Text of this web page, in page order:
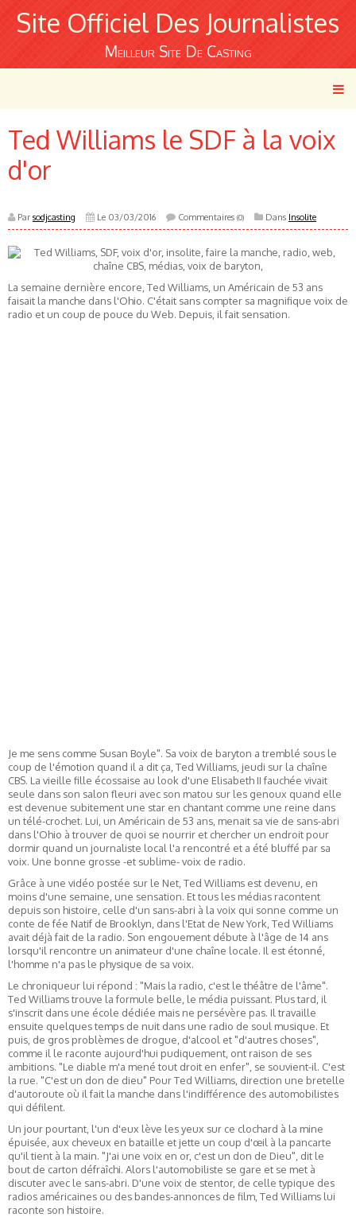
Site Officiel Des Journalistes
Meilleur Site De Casting
Ted Williams le SDF à la voix
d'or
Par sodjcasting Le 03/03/2016 Commentaires (0) Dans Insolite
La semaine dernière encore, Ted Williams, un Américain de 53 ans
faisait la manche dans l'Ohio. C'était sans compter sa magnifique voix de
radio et un coup de pouce du Web. Depuis, il fait sensation.
Je me sens comme Susan Boyle". Sa voix de baryton a tremblé sous le
coup de l'émotion quand il a dit ça, Ted Williams, jeudi sur la chaîne
CBS. La vieille fille écossaise au look d'une Elisabeth II fauchée vivait
seule dans son salon fleuri avec son matou sur les genoux quand elle
est devenue subitement une star en chantant comme une reine dans
un télé-crochet. Lui, un Américain de 53 ans, menait sa vie de sans-abri
dans l'Ohio à trouver de quoi se nourrir et chercher un endroit pour
dormir quand un journaliste local l'a rencontré et a été bluffé par sa
voix. Une bonne grosse -et sublime- voix de radio.
Grâce à une vidéo postée sur le Net, Ted Williams est devenu, en
moins d'une semaine, une sensation. Et tous les médias racontent
depuis son histoire, celle d'un sans-abri à la voix qui sonne comme un
conte de fée Natif de Brooklyn, dans l'Etat de New York, Ted Williams
avait déjà fait de la radio. Son engouement débute à l'âge de 14 ans
lorsqu'il rencontre un animateur d'une chaîne locale. Il est étonné,
l'homme n'a pas le physique de sa voix.
Le chroniqueur lui répond : "Mais la radio, c'est le théâtre de l'âme".
Ted Williams trouve la formule belle, le média puissant. Plus tard, il
s'inscrit dans une école dédiée mais ne persévère pas. Il travaille
ensuite quelques temps de nuit dans une radio de soul musique. Et
puis, de gros problèmes de drogue, d'alcool et "d'autres choses",
comme il le raconte aujourd'hui pudiquement, ont raison de ses
ambitions. "Le diable m'a mené tout droit en enfer", se souvient-il. C'est
la rue. "C'est un don de dieu" Pour Ted Williams, direction une bretelle
d'autoroute où il fait la manche dans l'indifférence des automobilistes
qui défilent.
Un jour pourtant, l'un d'eux lève les yeux sur ce clochard à la mine
épuisée, aux cheveux en bataille et jette un coup d'œil à la pancarte
qu'il tient à la main. "J'ai une voix en or, c'est un don de Dieu", dit le
bout de carton défraîchi. Alors l'automobiliste se gare et se met à
discuter avec le sans-abri. D'une voix de stentor, de celle typique des
radios américaines ou des bandes-annonces de film, Ted Williams lui
raconte son histoire.